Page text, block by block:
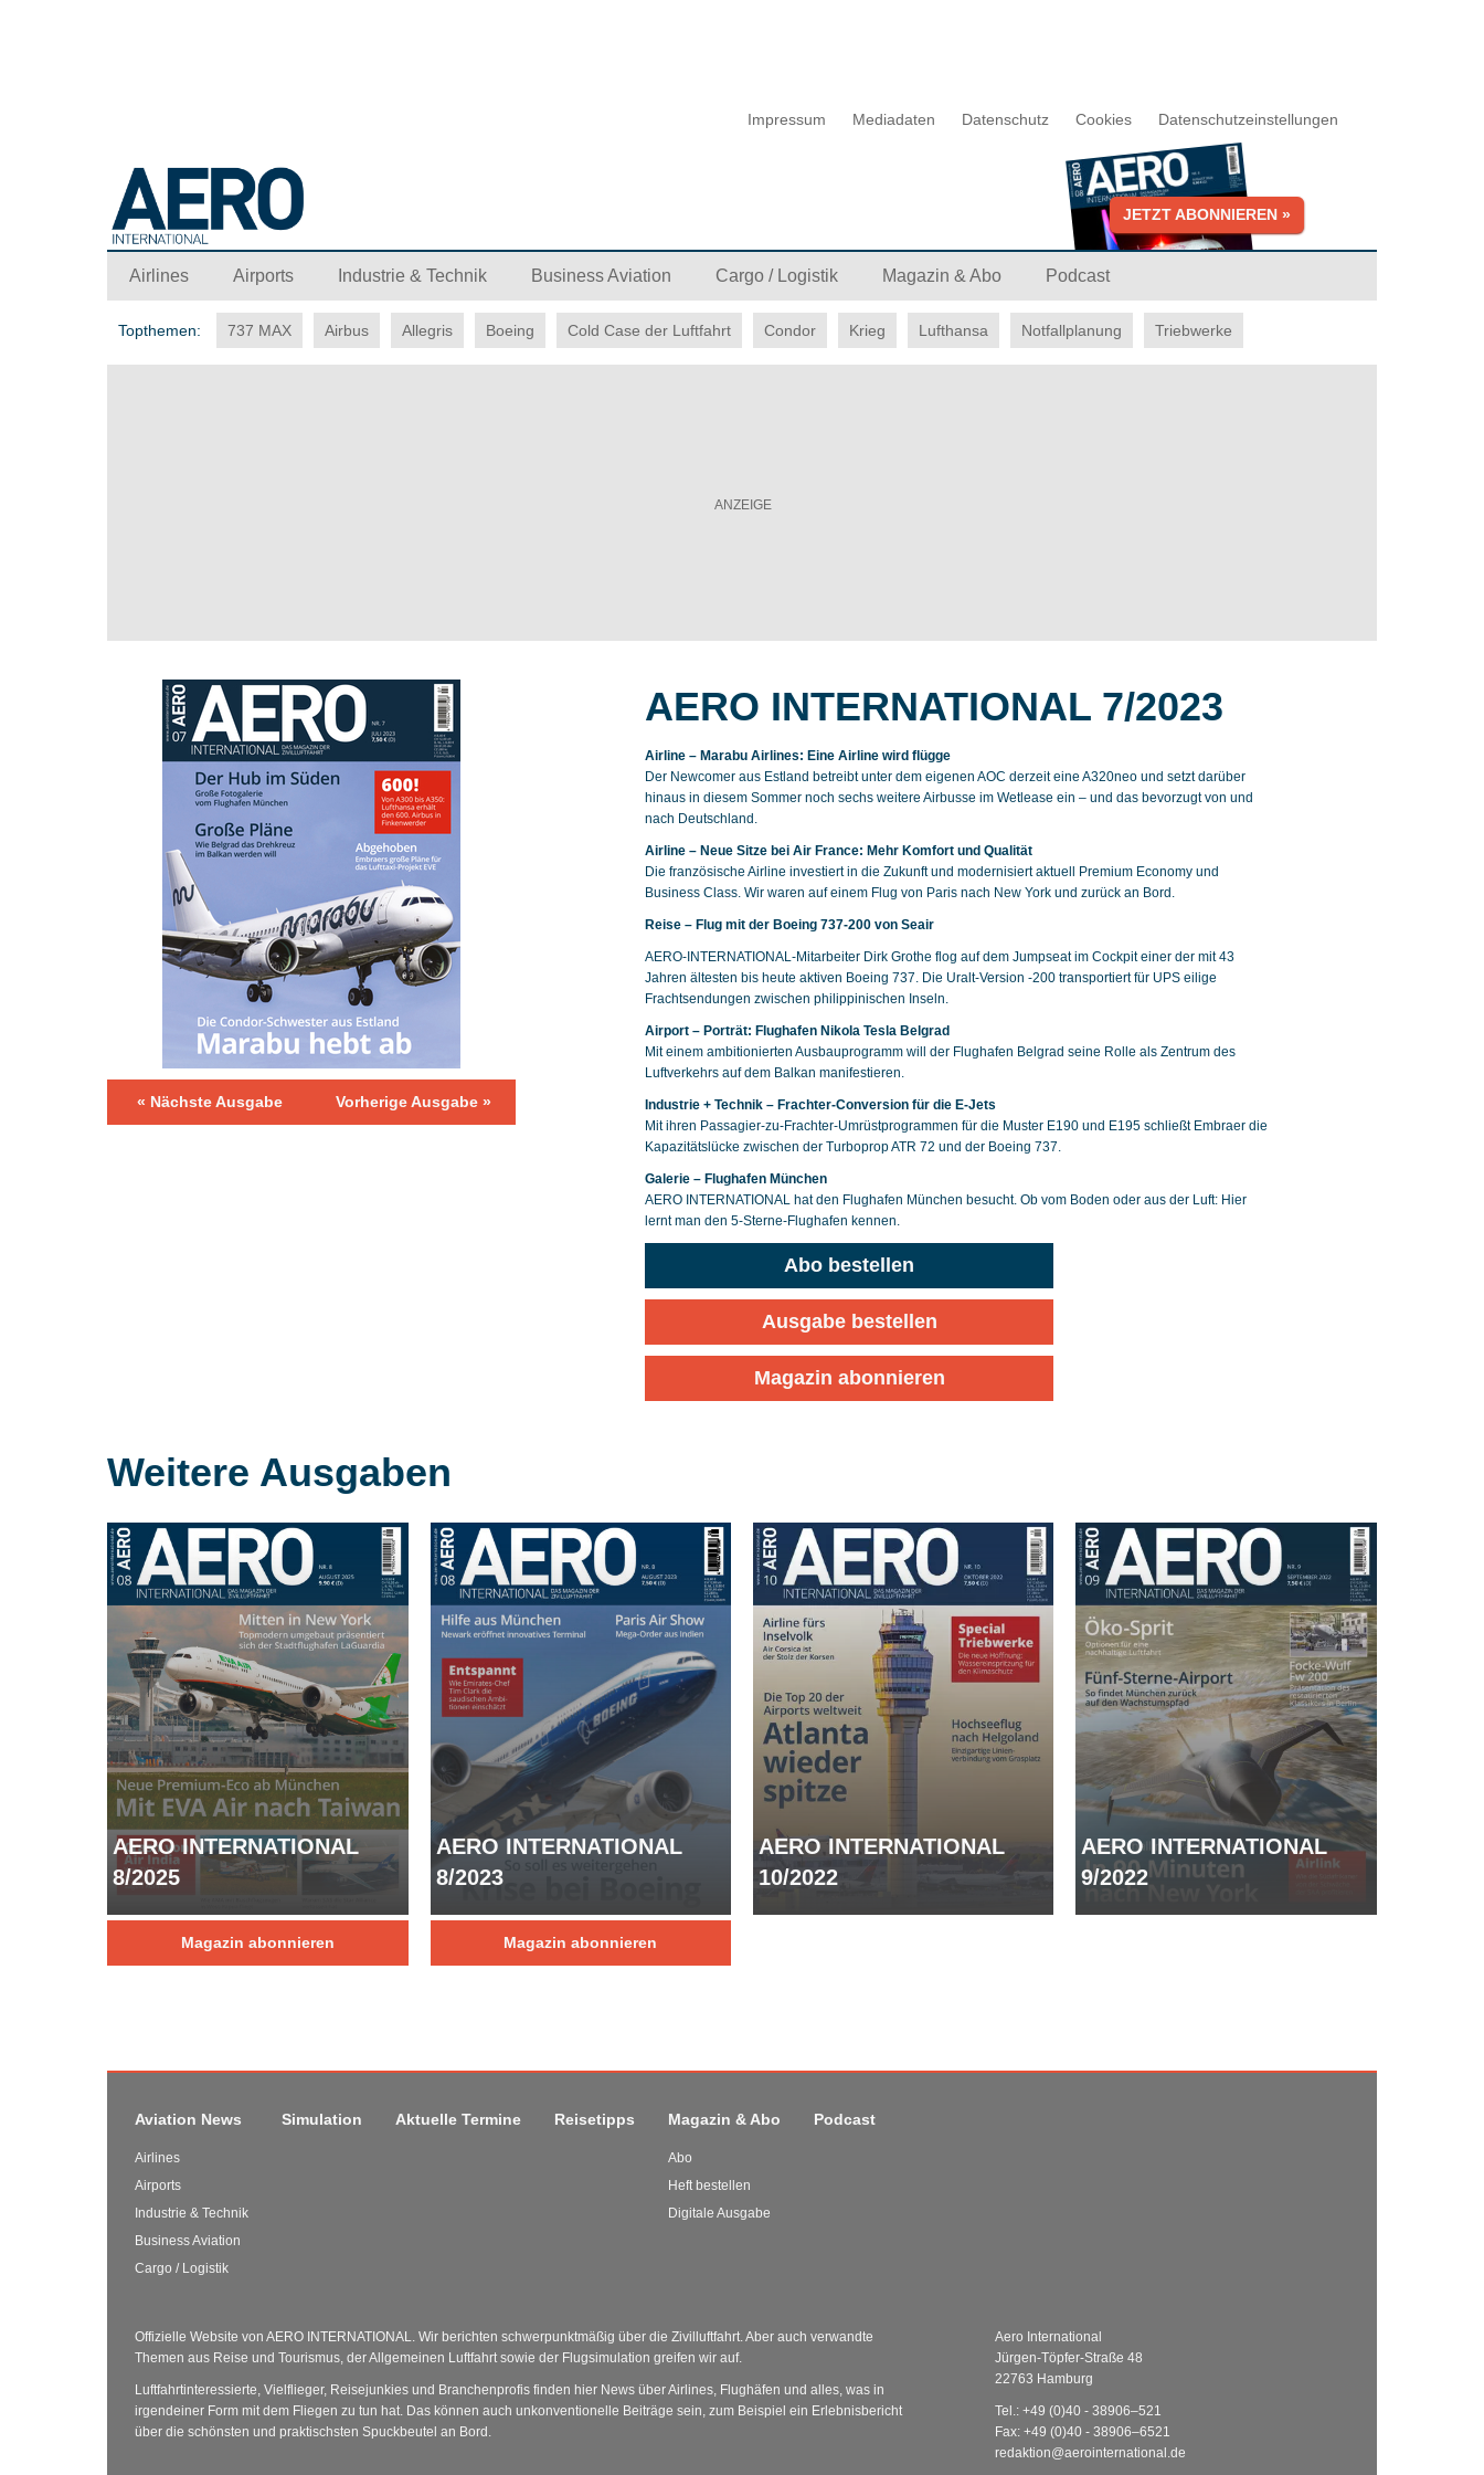
Impressum Mediadaten Datenschutz Cookies Datenschutzeinstellungen
JETZT ABONNIEREN »
Airlines Airports Industrie & Technik Business Aviation Cargo / Logistik Magazin & Abo Podcast
Topthemen: 737 MAX Airbus Allegris Boeing Cold Case der Luftfahrt Condor Krieg Lufthansa Notfallplanung Triebwerke
« Nächste Ausgabe Vorherige Ausgabe »
AERO INTERNATIONAL 7/2023
Airline – Marabu Airlines: Eine Airline wird flügge
Der Newcomer aus Estland betreibt unter dem eigenen AOC derzeit eine A320neo und setzt darüber
hinaus in diesem Sommer noch sechs weitere Airbusse im Wetlease ein – und das bevorzugt von und
nach Deutschland.
Airline – Neue Sitze bei Air France: Mehr Komfort und Qualität
Die französische Airline investiert in die Zukunft und modernisiert aktuell Premium Economy und
Business Class. Wir waren auf einem Flug von Paris nach New York und zurück an Bord.
Reise – Flug mit der Boeing 737-200 von Seair
AERO-INTERNATIONAL-Mitarbeiter Dirk Grothe flog auf dem Jumpseat im Cockpit einer der mit 43
Jahren ältesten bis heute aktiven Boeing 737. Die Uralt-Version -200 transportiert für UPS eilige
Frachtsendungen zwischen philippinischen Inseln.
Airport – Porträt: Flughafen Nikola Tesla Belgrad
Mit einem ambitionierten Ausbauprogramm will der Flughafen Belgrad seine Rolle als Zentrum des
Luftverkehrs auf dem Balkan manifestieren.
Industrie + Technik – Frachter-Conversion für die E-Jets
Mit ihren Passagier-zu-Frachter-Umrüstprogrammen für die Muster E190 und E195 schließt Embraer die
Kapazitätslücke zwischen der Turboprop ATR 72 und der Boeing 737.
Galerie – Flughafen München
AERO INTERNATIONAL hat den Flughafen München besucht. Ob vom Boden oder aus der Luft: Hier
lernt man den 5-Sterne-Flughafen kennen.
Abo bestellen
Ausgabe bestellen
Magazin abonnieren
Weitere Ausgaben
AERO INTERNATIONAL
8/2025
Magazin abonnieren
AERO INTERNATIONAL
8/2023
Magazin abonnieren
AERO INTERNATIONAL
10/2022
AERO INTERNATIONAL
9/2022
Aviation News
Airlines
Airports
Industrie & Technik
Business Aviation
Cargo / Logistik
Simulation Aktuelle Termine Reisetipps Magazin & Abo
Abo
Heft bestellen
Digitale Ausgabe
Podcast
Offizielle Website von AERO INTERNATIONAL. Wir berichten schwerpunktmäßig über die Zivilluftfahrt. Aber auch verwandte
Themen aus Reise und Tourismus, der Allgemeinen Luftfahrt sowie der Flugsimulation greifen wir auf.
Luftfahrtinteressierte, Vielflieger, Reisejunkies und Branchenprofis finden hier News über Airlines, Flughäfen und alles, was in
irgendeiner Form mit dem Fliegen zu tun hat. Das können auch unkonventionelle Beiträge sein, zum Beispiel ein Erlebnisbericht
über die schönsten und praktischsten Spuckbeutel an Bord.
Aero International
Jürgen-Töpfer-Straße 48
22763 Hamburg
Tel.: +49 (0)40 - 38906–521
Fax: +49 (0)40 - 38906–6521
redaktion@aerointernational.de